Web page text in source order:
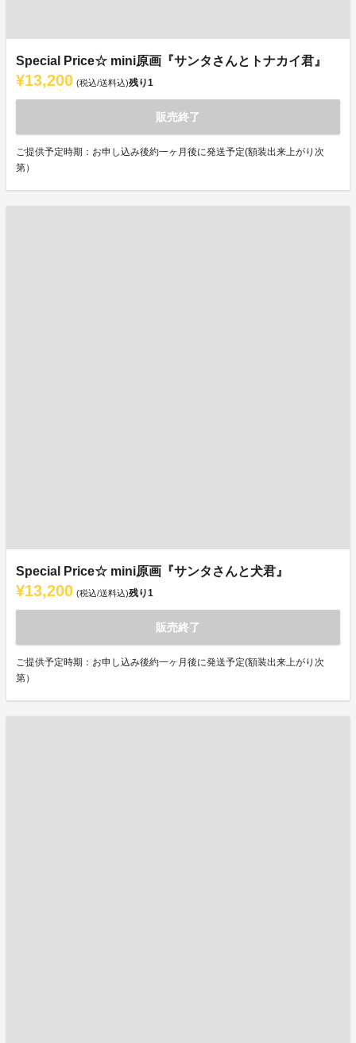
Special Price☆ mini原画『サンタさんとトナカイ君』
¥13,200 (税込/送料込)残り1
販売終了
ご提供予定時期：お申し込み後約一ヶ月後に発送予定(額装出来上がり次
第）
Special Price☆ mini原画『サンタさんと犬君』
¥13,200 (税込/送料込)残り1
販売終了
ご提供予定時期：お申し込み後約一ヶ月後に発送予定(額装出来上がり次
第）